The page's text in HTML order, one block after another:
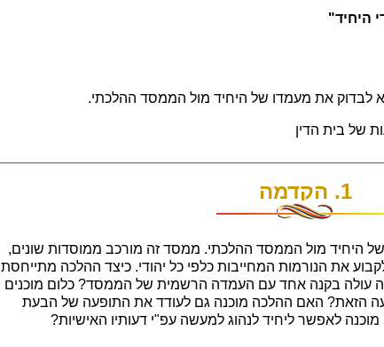
לבדוק את מעמדו של היחיד מול הממסד ההלכתי.
של בית הדין
1. הקדמה
של היחיד מול הממסד ההלכתי. ממסד זה מורכב ממוסדות שונים,
את הנורמות המחייבות כלפי כל יהודי. כיצד ההלכה מתייחסת
עולה בקנה אחד עם העמדה הרשמית של הממסד? כלום מוכנים
הזאת? האם ההלכה מוכנה גם לעודד את התופעה של הבעת
מוכנה לאפשר ליחיד לנהוג למעשה עפ"י דעותיו האישיות?